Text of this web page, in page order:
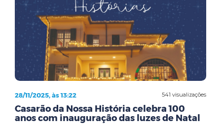
541 visualizações
28/11/2025, às 13:22
Casarão da Nossa História celebra 100
anos com inauguração das luzes de Natal